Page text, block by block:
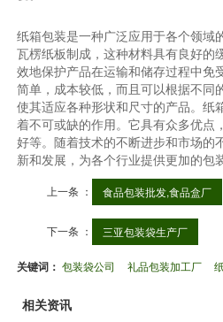
纸箱包装是一种广泛应用于各个领域
瓦楞纸板制成，这种材料具有良好的
效地保护产品在运输和储存过程中免
简单，成本较低，而且可以根据不同
使其适应各种形状和尺寸的产品。纸
着不可或缺的作用。它具有众多优点
好等。随着技术的不断进步和市场的
新和发展，为各个行业提供更加的包
上一条 ： 食品包装批发,食品盒厂
下一条 ： 三亚包装袋生产厂
关键词：包装袋公司 礼品包装加工厂
相关资讯